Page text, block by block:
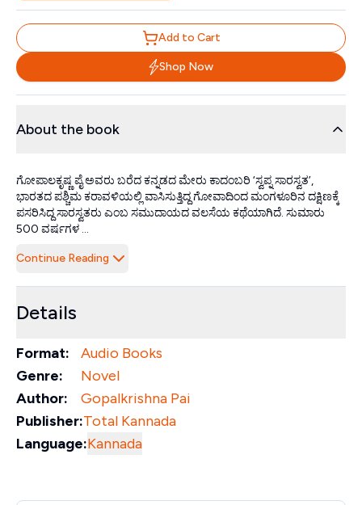
Add to Cart
Shop Now
About the book
ಗೋಪಾಲಕೃಷ್ಣ ಪೈ ಅವರು ಬರೆದ ಕನ್ನಡದ ಮೇರು ಕಾದಂಬರಿ ‘ಸ್ವಪ್ನ ಸಾರಸ್ವತ’,
ಭಾರತದ ಪಶ್ಚಿಮ ಕರಾವಳಿಯಲ್ಲಿ ವಾಸಿಸುತ್ತಿದ್ದ ಗೋವಾದಿಂದ ಮಂಗಳೂರಿನ ದಕ್ಷಿಣಕ್ಕೆ
ಪಸರಿಸಿದ್ದ ಸಾರಸ್ವತರು ಎಂಬ ಸಮುದಾಯದ ವಲಸೆಯ ಕಥೆಯಾಗಿದೆ. ಸುಮಾರು
500 ವರ್ಷಗಳ ...
Continue Reading
Details
Format:
Audio Books
Genre:
Novel
Author:
Gopalkrishna Pai
Publisher:Total Kannada
Language:Kannada